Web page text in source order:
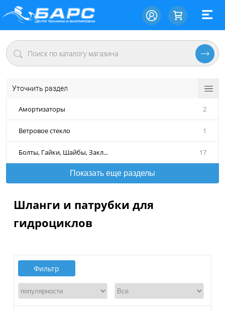
Уточнить раздел
Амортизаторы 2
Ветровое стекло 1
Болты, Гайки, Шайбы, Закл... 17
Показать еще разделы
Шланги и патрубки для
гидроциклов
Фильтр